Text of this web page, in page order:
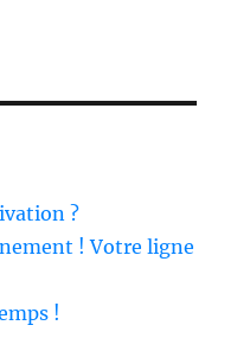
?
! Votre ligne
!